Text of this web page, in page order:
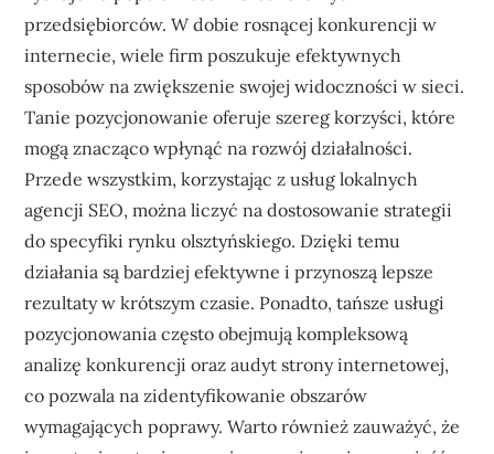
przedsiębiorców. W dobie rosnącej konkurencji w
internecie, wiele firm poszukuje efektywnych
sposobów na zwiększenie swojej widoczności w sieci.
Tanie pozycjonowanie oferuje szereg korzyści, które
mogą znacząco wpłynąć na rozwój działalności.
Przede wszystkim, korzystając z usług lokalnych
agencji SEO, można liczyć na dostosowanie strategii
do specyfiki rynku olsztyńskiego. Dzięki temu
działania są bardziej efektywne i przynoszą lepsze
rezultaty w krótszym czasie. Ponadto, tańsze usługi
pozycjonowania często obejmują kompleksową
analizę konkurencji oraz audyt strony internetowej,
co pozwala na zidentyfikowanie obszarów
wymagających poprawy. Warto również zauważyć, że